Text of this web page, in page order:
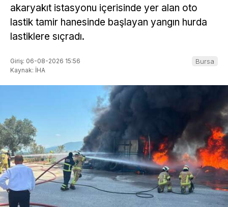
akaryakıt istasyonu içerisinde yer alan oto
lastik tamir hanesinde başlayan yangın hurda
lastiklere sıçradı.
Giriş: 06-08-2026 15:56
Kaynak: İHA
Bursa